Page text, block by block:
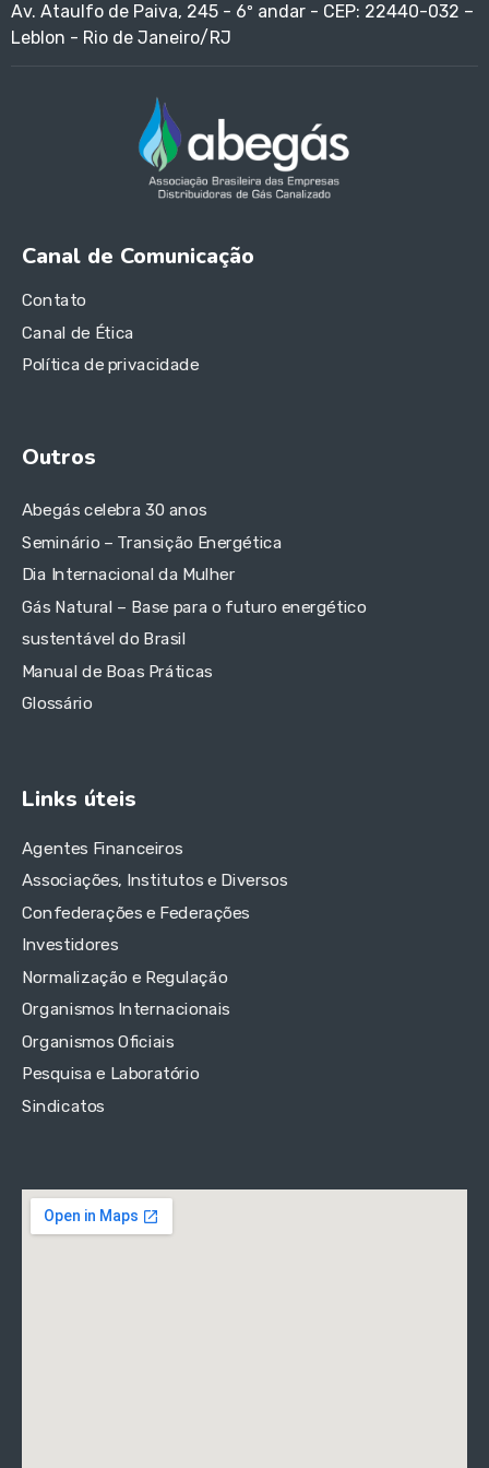
Av. Ataulfo de Paiva, 245 - 6º andar - CEP: 22440-032 –
Leblon - Rio de Janeiro/RJ
Canal de Comunicação
Contato
Canal de Ética
Política de privacidade
Outros
Abegás celebra 30 anos
Seminário – Transição Energética
Dia Internacional da Mulher
Gás Natural – Base para o futuro energético
sustentável do Brasil
Manual de Boas Práticas
Glossário
Links úteis
Agentes Financeiros
Associações, Institutos e Diversos
Confederações e Federações
Investidores
Normalização e Regulação
Organismos Internacionais
Organismos Oficiais
Pesquisa e Laboratório
Sindicatos